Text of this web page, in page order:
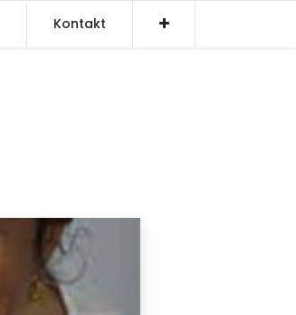
Kontakt